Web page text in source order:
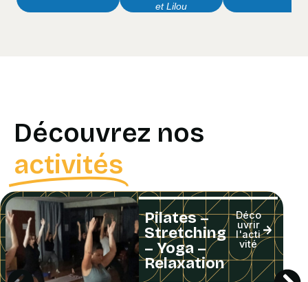
et Lilou
Découvrez nos
activités
Pilates –
Stretching
– Yoga –
Relaxation
Déco
uvrir
l'acti
vité